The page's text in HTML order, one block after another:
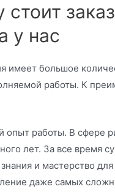
у нас
имеет большое
работы. К
опыт работы. В сфере
лет. За все время
и мастерство
даже самых